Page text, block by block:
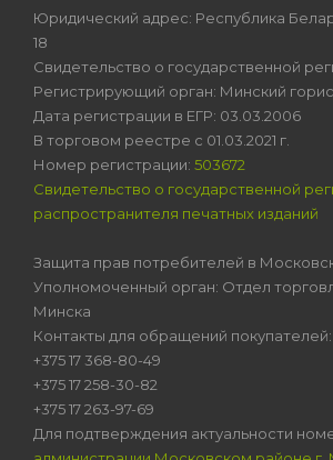
Юридический адрес: Республика
18
Свидетельство о государственной
Регистрирующий орган: Минский
Дата регистрации в ЕГР: 03.03.2006
В торговом реестре с 01.03.2021 г.
Номер регистрации: 503672
Свидетельство о государственной
распространителя печатных изданий
Защита прав потребителей в
Уполномоченный орган: Отдел
Минска
Контакты для обращений покупателей:
+375 17 368-80-49
+375 17 258-30-82
+375 17 263-97-69
Для подтверждения актуальности